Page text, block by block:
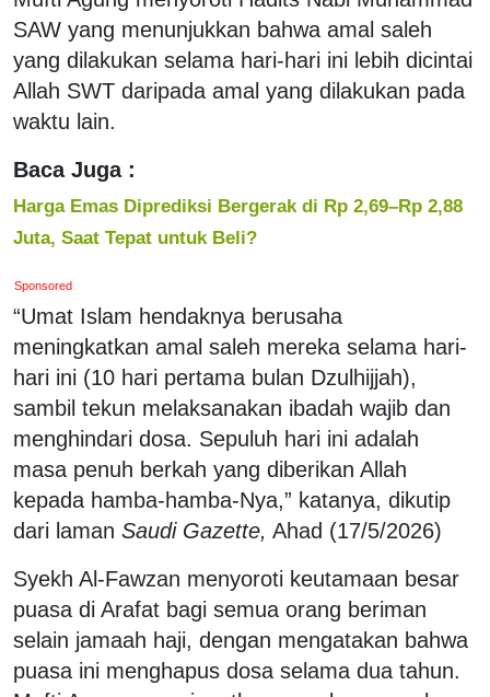
SAW yang menunjukkan bahwa amal saleh
yang dilakukan selama hari-hari ini lebih dicintai
Allah SWT daripada amal yang dilakukan pada
waktu lain.
Baca Juga :
Harga Emas Diprediksi Bergerak di Rp 2,69–Rp 2,88
Juta, Saat Tepat untuk Beli?
Sponsored
“Umat Islam hendaknya berusaha
meningkatkan amal saleh mereka selama hari-
hari ini (10 hari pertama bulan Dzulhijjah),
sambil tekun melaksanakan ibadah wajib dan
menghindari dosa. Sepuluh hari ini adalah
masa penuh berkah yang diberikan Allah
kepada hamba-hamba-Nya,” katanya, dikutip
dari laman Saudi Gazette, Ahad (17/5/2026)
Syekh Al-Fawzan menyoroti keutamaan besar
puasa di Arafat bagi semua orang beriman
selain jamaah haji, dengan mengatakan bahwa
puasa ini menghapus dosa selama dua tahun.